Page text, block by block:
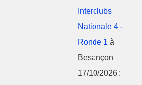
Interclubs
Nationale 4 -
Ronde 1 à
Besançon
17/10/2026 :